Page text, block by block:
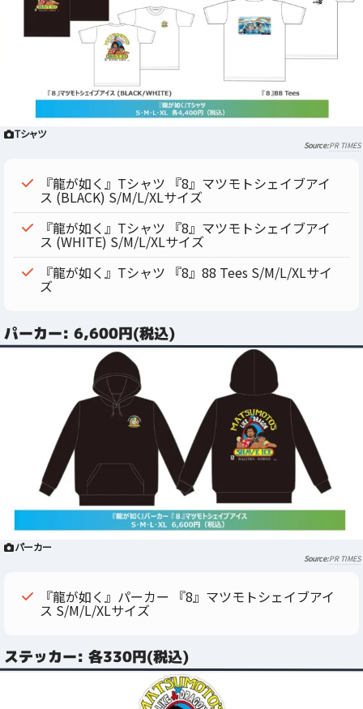
Tシャツ
PR TIMES
『龍が如く』Tシャツ 『8』マツモトシェイブアイ
ス (BLACK) S/M/L/XLサイズ
『龍が如く』Tシャツ 『8』マツモトシェイブアイ
ス (WHITE) S/M/L/XLサイズ
『龍が如く』Tシャツ 『8』88 Tees S/M/L/XLサイ
ズ
パーカー: 6,600円(税込)
パーカー
PR TIMES
『龍が如く』パーカー 『8』マツモトシェイブアイ
ス S/M/L/XLサイズ
ステッカー: 各330円(税込)